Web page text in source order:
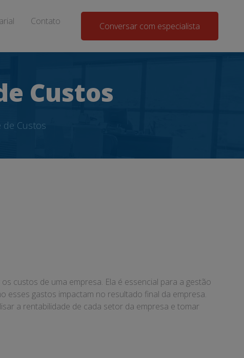
Contato Conversar com especialista
Custos
de Custos
custos de uma empresa. Ela é essencial para a gestão
esses gastos impactam no resultado final da empresa.
a rentabilidade de cada setor da empresa e tomar